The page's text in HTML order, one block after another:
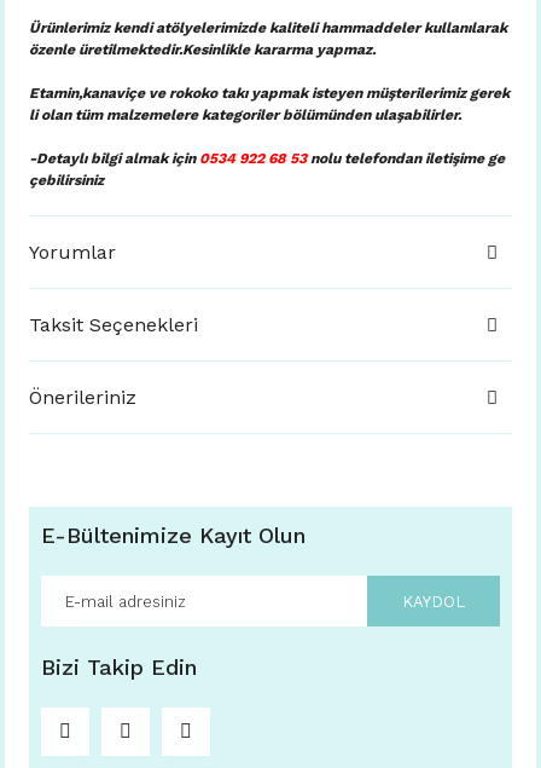
Ürünlerimiz kendi atölyelerimizde kaliteli hammaddeler kullanılarak
özenle üretilmektedir.Kesinlikle kararma yapmaz.
Etamin,kanaviçe ve rokoko takı yapmak isteyen müşterilerimiz gerek
li olan tüm malzemelere kategoriler bölümünden ulaşabilirler.
-Detaylı bilgi almak için 0534 922 68 53nolu telefondan iletişime ge
çebilirsiniz
Yorumlar
Taksit Seçenekleri
Önerileriniz
E-Bültenimize Kayıt Olun
KAYDOL
Bizi Takip Edin